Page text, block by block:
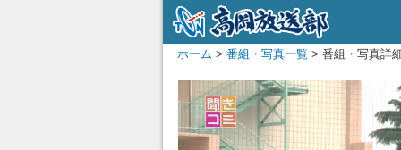
ホーム > 番組・写真一覧 > 番組・写真詳